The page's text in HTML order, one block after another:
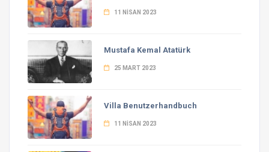
11 NISAN 2023
Mustafa Kemal Atatürk
25 MART 2023
Villa Benutzerhandbuch
11 NISAN 2023